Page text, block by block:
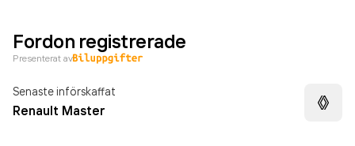
Fordon registrerade
Presenterat av
Senaste införskaffat
Renault Master